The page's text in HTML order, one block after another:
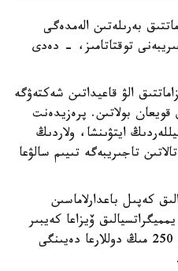
بەرىلەتىن الەمدەگى
توقتاتامىز، - دەدى
الۋ قاعيداتىن شەكتەۋگە
قويعان بولاتىن. پرەزيدەنت
ايتۋىنشا، ولاردىڭ
تاجىريبەگە تىيىم سالۋعا
كەپىل باعدارلاماسىن
ۆيزاعا كەيبىر
ءوتىنىش بەرۋشىلەر 100 مىڭنان 250 مىڭ دوللارعا دەيىنگى